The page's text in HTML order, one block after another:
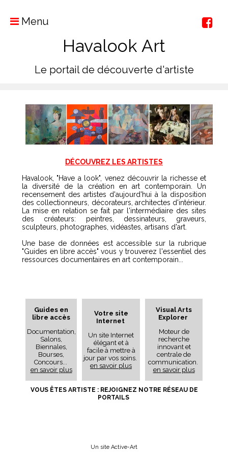
Menu
Havalook Art
Le portail de découverte d'artiste
DÉCOUVREZ LES ARTISTES
Havalook, "Have a look", venez découvrir la richesse et
la diversité de la création en art contemporain. Un
recensement des artistes d'aujourd'hui à la disposition
des collectionneurs, décorateurs, architectes d'intérieur.
La mise en relation se fait par l'intermédiaire des sites
des créateurs: peintres, dessinateurs, graveurs,
sculpteurs, photographes, vidéastes, artisans d'art.
Une base de données est accessible sur la rubrique
"Guides en libre accès" vous y trouverez l'essentiel des
ressources documentaires en art contemporain...
Guides en
libre accès
Documentation,
Salons,
Biennales,
Bourses,
Concours...
en savoir plus
Votre site
Internet
Un site Internet
élégant et à
facile à mettre à
jour par vos soins.
en savoir plus
Visual Arts
Explorer
Moteur de
recherche
innovant et
centrale de
communication.
en savoir plus
VOUS ÊTES ARTISTE : REJOIGNEZ NOTRE RÉSEAU DE
PORTAILS
Un site Active-Art